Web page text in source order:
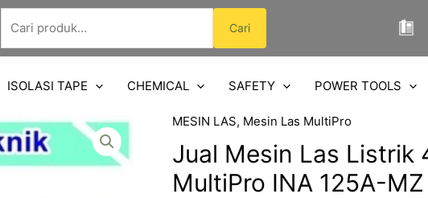
Pencarian
untuk:
Cari
ISOLASI TAPE CHEMICAL SAFETY POWER TOOLS
MESIN LAS, Mesin Las MultiPro
Jual Mesin Las Listrik
MultiPro INA 125A-